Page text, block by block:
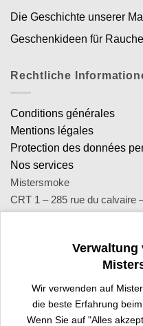
Die Geschichte unserer
Geschenkideen für
Rechtliche
Conditions générales
Mentions légales
Protection des données
Nos services
Mistersmoke
CRT 1 – 285 rue du calvaire
Contact : notre équipe
sav@mistersmoke.com ou
lundi au vendredi de 9h à 17h.
Verwaltung
Wir verwenden auf
die beste Erfahrung
Wenn Sie auf "Alles